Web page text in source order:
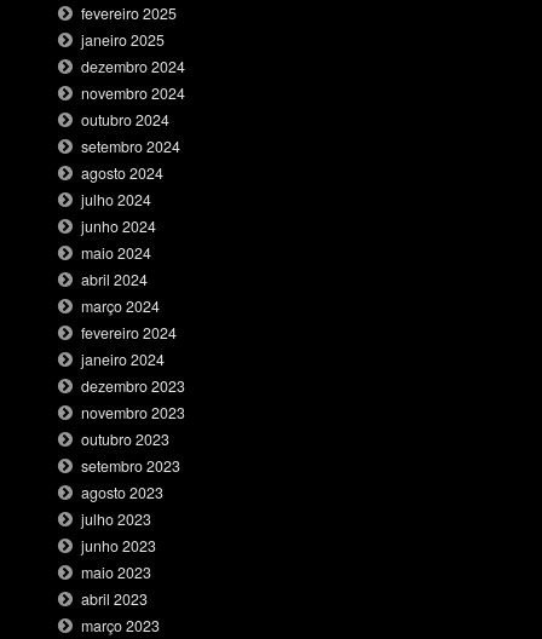
fevereiro 2025
janeiro 2025
dezembro 2024
novembro 2024
outubro 2024
setembro 2024
agosto 2024
julho 2024
junho 2024
maio 2024
abril 2024
março 2024
fevereiro 2024
janeiro 2024
dezembro 2023
novembro 2023
outubro 2023
setembro 2023
agosto 2023
julho 2023
junho 2023
maio 2023
abril 2023
março 2023